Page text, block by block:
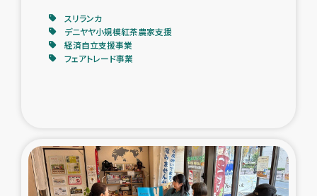
ガザ空爆被災者への食料支援と農家生産支援
ガザ地区における羊の畜産支援
ガザ地区酪農を通した女性グループの生計支援
スリランカ
デニヤヤ小規模紅茶農家支援
経済自立支援事業
フェアトレード事業